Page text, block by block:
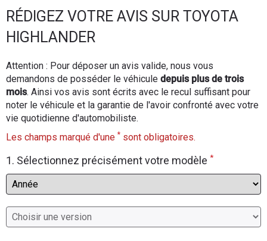
Essais
d'achat
Electriques
Flottes
Auto
RÉDIGEZ VOTRE AVIS SUR TOYOTA
HIGHLANDER
Attention : Pour déposer un avis valide, nous vous
demandons de posséder le véhicule depuis plus de trois
mois. Ainsi vos avis sont écrits avec le recul suffisant pour
noter le véhicule et la garantie de l'avoir confronté avec votre
vie quotidienne d'automobiliste.
Les champs marqué d'une * sont obligatoires.
1. Sélectionnez précisément votre modèle *